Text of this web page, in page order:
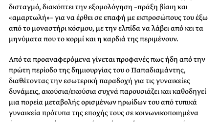
δισταγμό, διακόπτει την εξομολόγηση –πράξη βίαιη και
«αμαρτωλή»– για να έρθει σε επαφή με εκπροσώπους του έξω
από το μοναστήρι κόσμου, με την ελπίδα να λάβει από κει τα
μηνύματα που το κορμί και η καρδιά της περιμένουν.
Από τα προαναφερόμενα γίνεται προφανές πως ήδη από την
πρώτη περίοδο της δημιουργίας του ο Παπαδιαμάντης,
διαθέτοντας την εσωτερική παραδοχή για τις γυναικείες
δυνάμεις, ακούσια/εκούσια συχνά παρουσιάζει και καθοδηγεί
μια πορεία μεταβολής ορισμένων ηρωίδων του από τυπικά
γυναικεία πρότυπα της εποχής τους σε κοινωνικοποιημένα